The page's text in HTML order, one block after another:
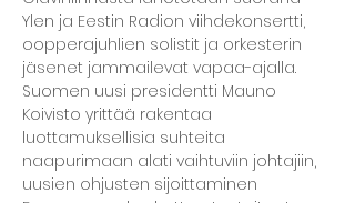
Ylen ja Eestin Radion viihdekonsertti,
oopperajuhlien solistit ja orkesterin
jäsenet jammailevat vapaa-ajalla.
Suomen uusi presidentti Mauno
Koivisto yrittää rakentaa
luottamuksellisia suhteita
naapurimaan alati vaihtuviin johtajiin,
uusien ohjusten sijoittaminen